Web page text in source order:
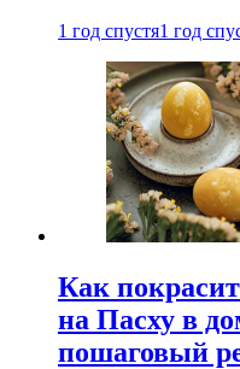
1 год спустя1 год
Как
на Пасху в
пошаговый